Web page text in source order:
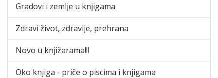
Gradovi i zemlje u knjigama
Zdravi život, zdravlje, prehrana
Novo u knjižarama!!!
Oko knjiga - priče o piscima i knjigama